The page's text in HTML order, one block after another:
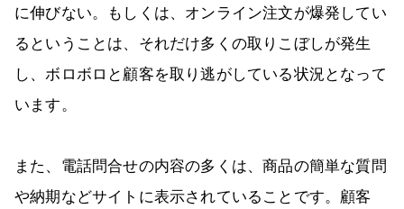
に伸びない。もしくは、オンライン注文が爆発してい
るということは、それだけ多くの取りこぼしが発生
し、ボロボロと顧客を取り逃がしている状況となって
います。
また、電話問合せの内容の多くは、商品の簡単な質問
や納期などサイトに表示されていることです。顧客